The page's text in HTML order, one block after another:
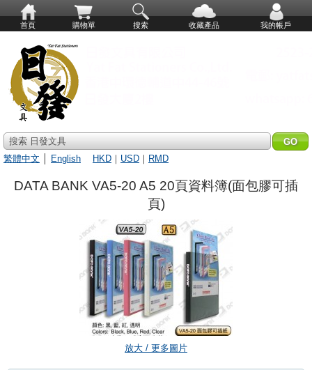
首頁 購物單 搜索 收藏產品 我的帳戶
搜索 日發文具
繁體中文
English HKD ｜ USD ｜ RMD
DATA BANK VA5-20 A5 20頁資料簿(面包膠可插
頁)
放大 / 更多圖片